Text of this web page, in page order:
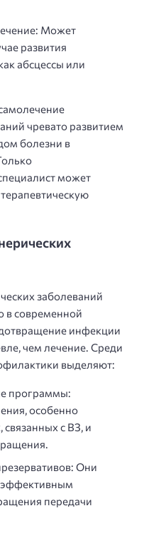
Может
развития
абсцессы или
чревато развитием
болезни в
может
заболеваний
в современной
инфекции
чем лечение. Среди
выделяют:
программы:
особенно
с ВЗ, и
Они
эффективным
передачи